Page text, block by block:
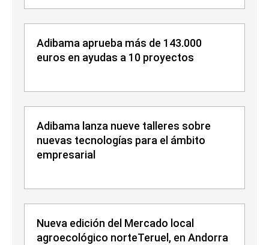
Adibama aprueba más de 143.000
euros en ayudas a 10 proyectos
Adibama lanza nueve talleres sobre
nuevas tecnologías para el ámbito
empresarial
Nueva edición del Mercado local
agroecológico norteTeruel, en Andorra